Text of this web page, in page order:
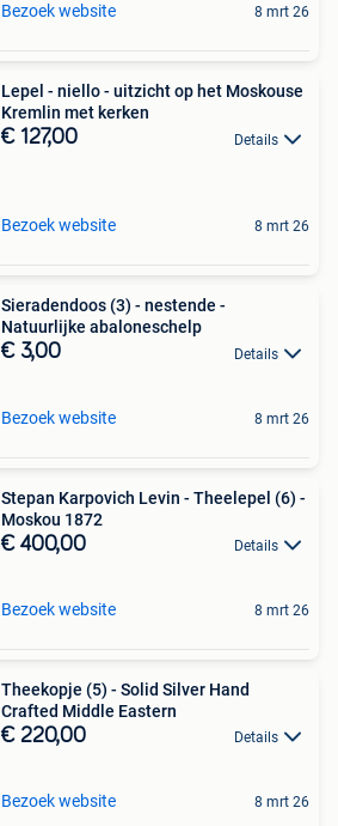
Bezoek website 8 mrt 26
Lepel - niello - uitzicht op het Moskouse
Kremlin met kerken
€ 127,00 Details
Bezoek website 8 mrt 26
Sieradendoos (3) - nestende -
Natuurlijke abaloneschelp
€ 3,00 Details
Bezoek website 8 mrt 26
Stepan Karpovich Levin - Theelepel (6) -
Moskou 1872
€ 400,00 Details
Bezoek website 8 mrt 26
Theekopje (5) - Solid Silver Hand
Crafted Middle Eastern
€ 220,00 Details
Bezoek website 8 mrt 26